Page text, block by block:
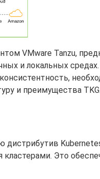
VMware Tanzu,
и локальных
и преимущества TKG.
дистрибутив
Это